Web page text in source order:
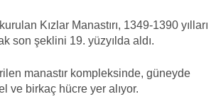
Kızlar Manastırı, 1349-1390 yılları
son şeklini 19. yüzyılda aldı.
manastır kompleksinde, güneyde
ve birkaç hücre yer alıyor.